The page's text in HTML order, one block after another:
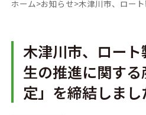
ホーム お知らせ 木津川市、ロー
木津川市、ロー
生の推進に関す
定」を締結しまし